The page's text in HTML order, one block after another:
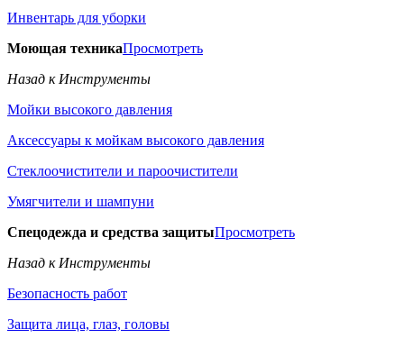
Инвентарь для уборки
Моющая техникаПросмотреть
Назад к Инструменты
Мойки высокого давления
Аксессуары к мойкам высокого давления
Стеклоочистители и пароочистители
Умягчители и шампуни
Спецодежда и средства защитыПросмотреть
Назад к Инструменты
Безопасность работ
Защита лица, глаз, головы